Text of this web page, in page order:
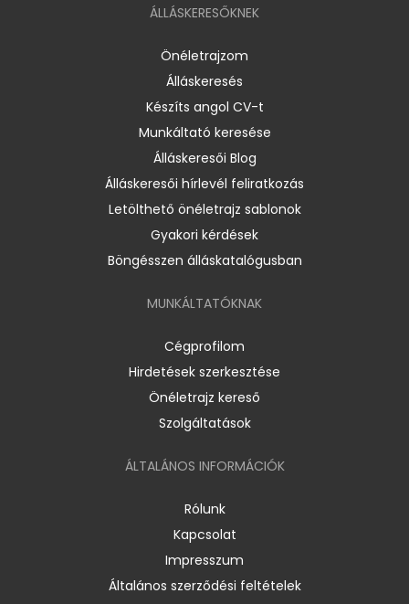
ÁLLÁSKERESŐKNEK
Önéletrajzom
Álláskeresés
Készíts angol CV-t
Munkáltató keresése
Álláskeresői Blog
Álláskeresői hírlevél feliratkozás
Letölthető önéletrajz sablonok
Gyakori kérdések
Böngésszen álláskatalógusban
MUNKÁLTATÓKNAK
Cégprofilom
Hirdetések szerkesztése
Önéletrajz kereső
Szolgáltatások
ÁLTALÁNOS INFORMÁCIÓK
Rólunk
Kapcsolat
Impresszum
Általános szerződési feltételek